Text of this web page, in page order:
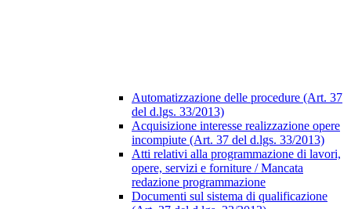
Automatizzazione delle procedure (Art. 37
del d.lgs. 33/2013)
Acquisizione interesse realizzazione opere
incompiute (Art. 37 del d.lgs. 33/2013)
Atti relativi alla programmazione di lavori,
opere, servizi e forniture / Mancata
redazione programmazione
Documenti sul sistema di qualificazione